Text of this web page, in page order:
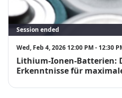
Session ended
Wed, Feb 4, 2026 12:00 PM - 12:30
Lithium-Ionen-Batterien:
Erkenntnisse für